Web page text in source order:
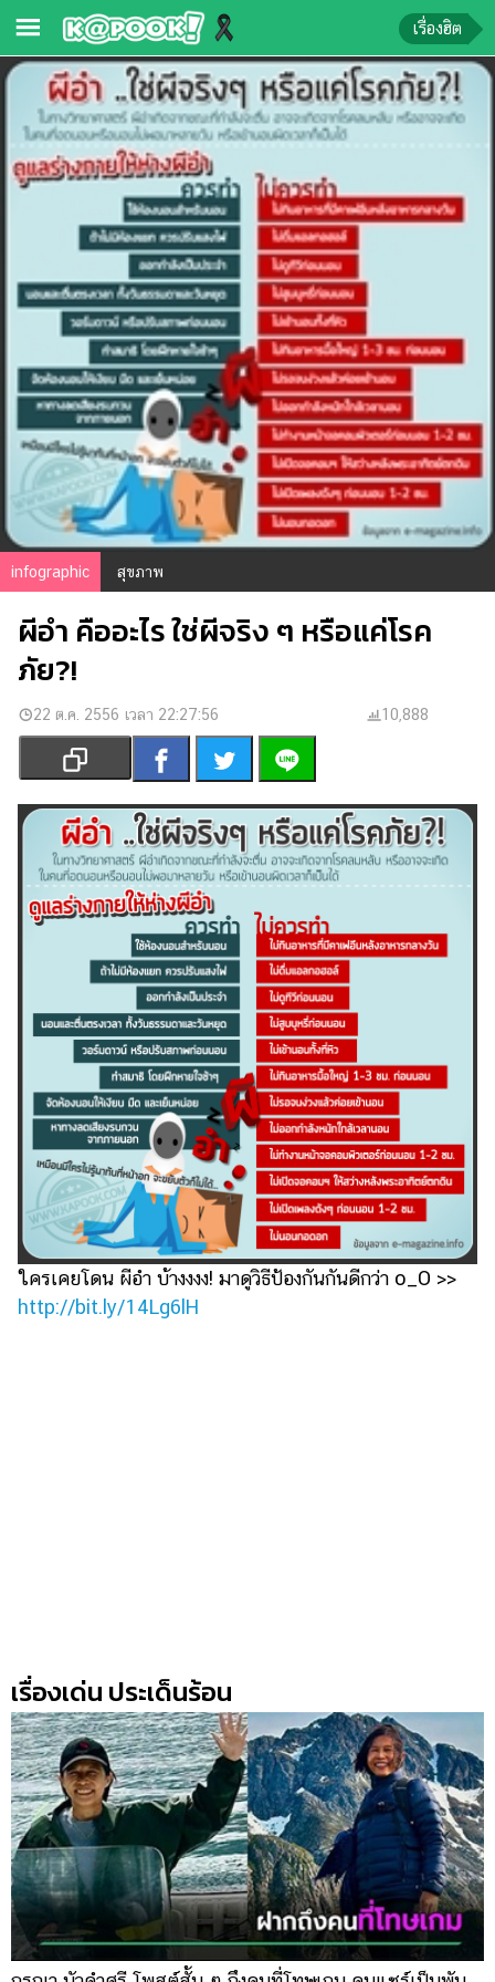
ข่าว-
ความ
รู้
บันเทิง
ตรวจ
หวย
ผล
บอล
สด
การ
เงิน
การ
ศึกษา
บันเทิง
รูปภาพ
ดู
หนัง
Music
Station
ละคร
บันเทิง
เกาหลี
ผู้
ผู้ชาย
สุขภาพ
ท่อง
เที่ยว
ถือ
ราคา
ทอง
ราคา
น้ำมัน
วา
ไร
ตี้
เรื่องฮิต
infographic สุขภาพ
ผีอำ คืออะไร ใช่ผีจริง ๆ หรือแค่โรค
ภัย?!
22 ต.ค. 2556 เวลา 22:27:56 10,888
ใครเคยโดน ผีอำ บ้างงงง! มาดูวิธีป้องกันกันดีกว่า o_O >>
http://bit.ly/14Lg6lH
เรื่องเด่น ประเด็นร้อน